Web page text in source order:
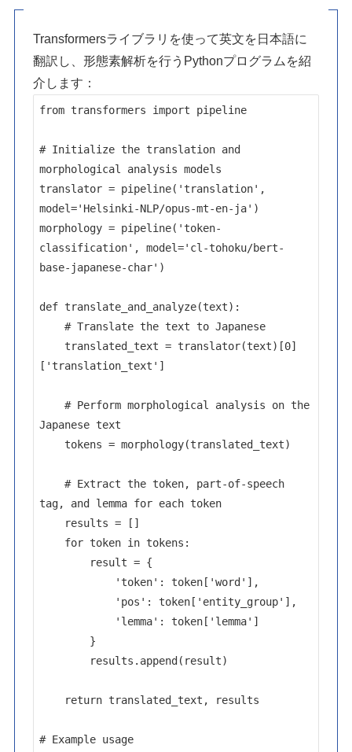
Transformersライブラリを使って英文を日本語に
翻訳し、形態素解析を行うPythonプログラムを紹
介します：
from transformers import pipeline
# Initialize the translation and
morphological analysis models
translator = pipeline('translation',
model='Helsinki-NLP/opus-mt-en-ja')
morphology = pipeline('token-
classification', model='cl-tohoku/bert-
base-japanese-char')
def translate_and_analyze(text):
['translation_text']
Japanese text
tag, and lemma for each token
# Example usage